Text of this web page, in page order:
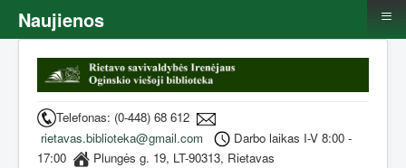
Telefonas: (0-448) 68 612
rietavas.biblioteka@gmail.com
Darbo laikas I-V 8:00 -
17:00
Plungės g. 19, LT-90313, Rietavas
Naujienos ≡